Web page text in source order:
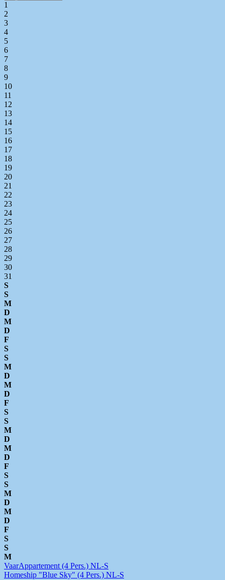
1
2
3
4
5
6
7
8
9
10
11
12
13
14
15
16
17
18
19
20
21
22
23
24
25
26
27
28
29
30
31
S
S
M
D
M
D
F
S
S
M
D
M
D
F
S
S
M
D
M
D
F
S
S
M
D
M
D
F
S
S
M
VaarAppartement (4 Pers.) NL-S
Homeship "Blue Sky" (4 Pers.) NL-S